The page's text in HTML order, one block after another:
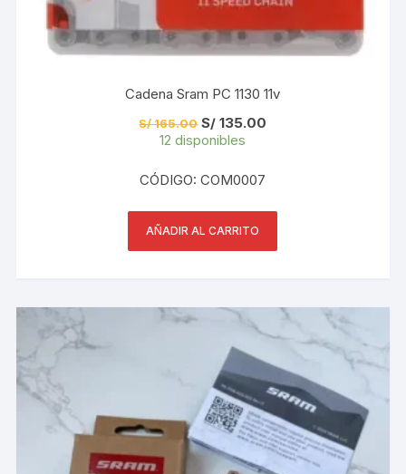
Cadena Sram PC 1130 11v
S/165.00 El
precio
original
S/ 165.00.
S/ 135.00
12 disponibles
CÓDIGO: COM0007
AÑADIR AL CARRITO